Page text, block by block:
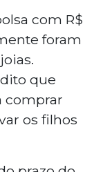
com R$
foram
que
comprar
os filhos